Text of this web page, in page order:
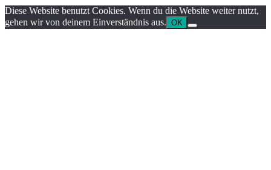
Diese Website benutzt Cookies. Wenn du die Website weiter nutzt,
gehen wir von deinem Einverständnis aus. OK